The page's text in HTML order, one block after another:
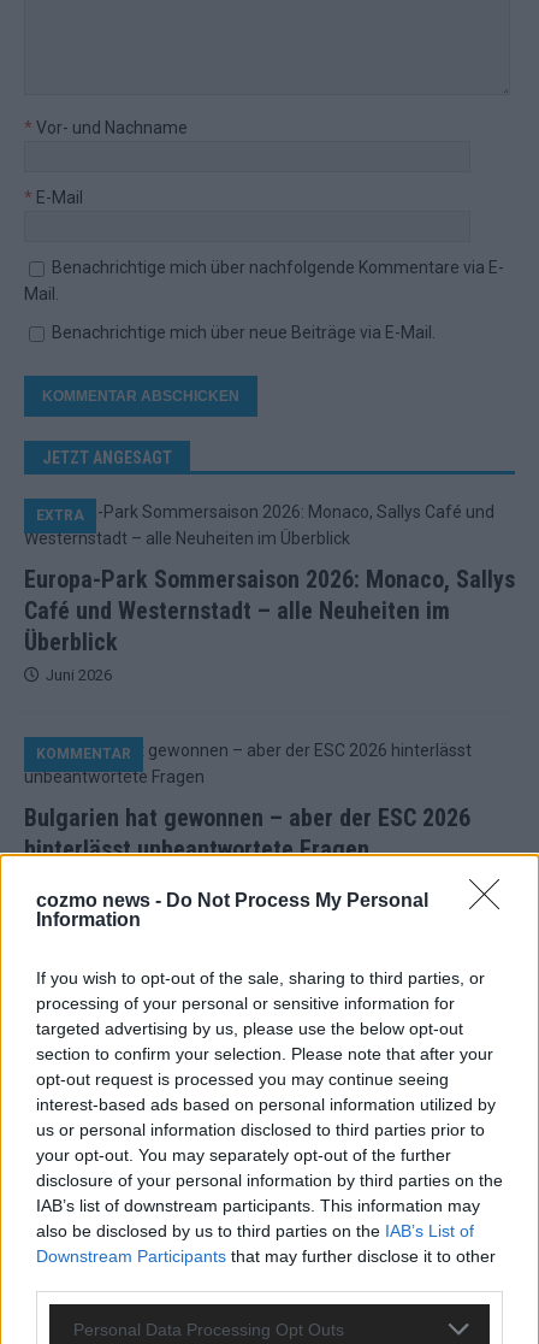
cozmo news - Do Not Process My Personal
Information
If you wish to opt-out of the sale, sharing to third parties, or
processing of your personal or sensitive information for
targeted advertising by us, please use the below opt-out
section to confirm your selection. Please note that after your
opt-out request is processed you may continue seeing
interest-based ads based on personal information utilized by
us or personal information disclosed to third parties prior to
your opt-out. You may separately opt-out of the further
disclosure of your personal information by third parties on the
IAB’s list of downstream participants. This information may
also be disclosed by us to third parties on the IAB’s List of
Downstream Participants that may further disclose it to other
Personal Data Processing Opt Outs
* Vor- und Nachname
* E-Mail
Benachrichtige mich über nachfolgende Kommentare via E-
Mail.
Benachrichtige mich über neue Beiträge via E-Mail.
JETZT ANGESAGT
Europa-Park Sommersaison 2026: Monaco, Sallys
Café und Westernstadt – alle Neuheiten im
Überblick
EXTRA
Juni 2026
Bulgarien hat gewonnen – aber der ESC 2026
hinterlässt unbeantwortete Fragen
KOMMENTAR
ESC-Finale 2026: DARA siegt für Bulgarien – Finnland
enttäuscht, Israel polarisiert
Mai 2026
EUROVISION
ESC 2026 Finale: JJ mit Mozart-Eröffnung, Eurovision-
Allstars und Parov Stelar als Interval Acts
Mai 2026
EUROVISION
ESC 2026 Grand Final: Startreihenfolge steht – alle 25 Acts
und wer wann auf die Bühne kommt
Mai 2026